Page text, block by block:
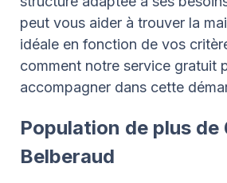
peut vous aider à trouver la
idéale en fonction de vos
comment notre service gratuit
accompagner dans cette
Population de plus de
Belberaud